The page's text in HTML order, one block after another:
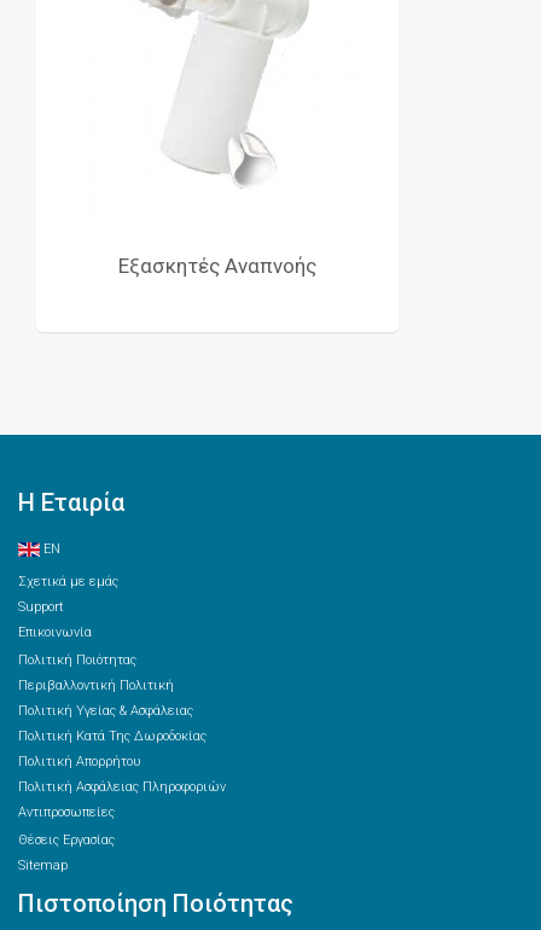
Εξασκητές Αναπνοής
Η Εταιρία
EN
Σχετικά με εμάς
Support
Επικοινωνία
Πολιτική Ποιότητας
Περιβαλλοντική Πολιτική
Πολιτική Υγείας & Ασφάλειας
Πολιτική Κατά Της Δωροδοκίας
Πολιτική Απορρήτου
Πολιτική Ασφάλειας Πληροφοριών
Αντιπροσωπείες
Θέσεις Εργασίας
Sitemap
Πιστοποίηση Ποιότητας